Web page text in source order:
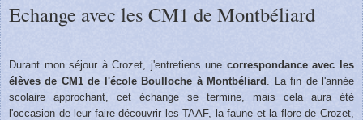
Echange avec les CM1 de Montbéliard
Durant mon séjour à Crozet, j'entretiens une correspondance avec les
élèves de CM1 de l'école Boulloche à Montbéliard
. La fin de l'année
scolaire approchant, cet échange se termine, mais cela aura été
l'occasion de leur faire découvrir les TAAF, la faune et la flore de Crozet,